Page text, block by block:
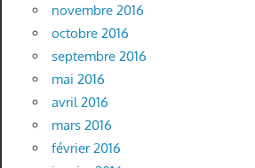
novembre 2016
octobre 2016
septembre 2016
mai 2016
avril 2016
mars 2016
février 2016